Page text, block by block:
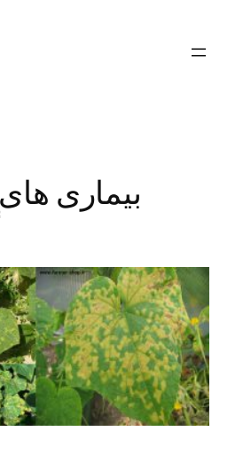
بیماری